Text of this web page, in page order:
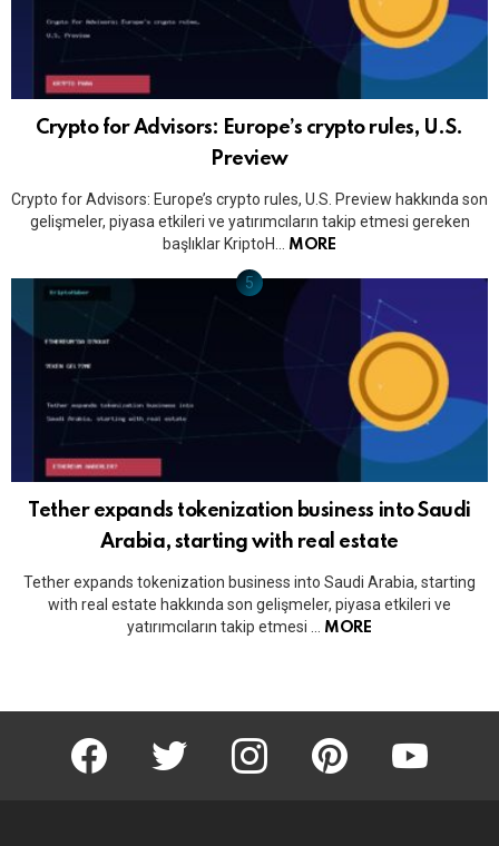
Crypto for Advisors: Europe’s crypto rules, U.S.
Preview
Crypto for Advisors: Europe’s crypto rules, U.S. Preview hakkında son
gelişmeler, piyasa etkileri ve yatırımcıların takip etmesi gereken
başlıklar KriptoH…
MORE
Tether expands tokenization business into Saudi
Arabia, starting with real estate
Tether expands tokenization business into Saudi Arabia, starting
with real estate hakkında son gelişmeler, piyasa etkileri ve
yatırımcıların takip etmesi …
MORE
KriptoHaber Facebook
KriptoHaber TwitterKriptoHaber Instagram
pinterest KriptoHaber